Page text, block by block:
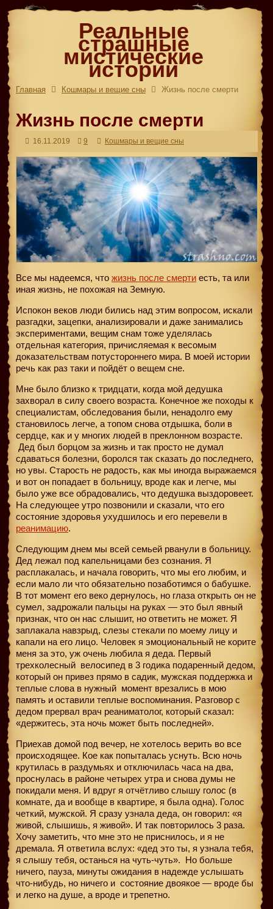
Реальные
страшные
мистические
истории
Главная Кошмары и вещие сны Жизнь после смерти
Жизнь после смерти
16.11.2019 9 Кошмары и вещие сны
Все мы надеемся, что жизнь после смерти есть, та или
иная жизнь, не похожая на Земную.
Испокон веков люди бились над этим вопросом, искали
разгадки, зацепки, анализировали и даже занимались
экспериментами, вещим снам тоже уделялась
отдельная категория, причисляемая к весомым
доказательствам потустороннего мира. В моей истории
речь как раз таки и пойдёт о вещем сне.
Мне было близко к тридцати, когда мой дедушка
захворал в силу своего возраста. Конечное же походы к
специалистам, обследования были, ненадолго ему
становилось легче, а топом снова отдышка, боли в
сердце, как и у многих людей в преклонном возрасте.
Дед был борцом за жизнь и так просто не думал
сдаваться болезни, боролся так сказать до последнего,
но увы. Старость не радость, как мы иногда выражаемся
и вот он попадает в больницу, вроде как и легче, мы
было уже все обрадовались, что дедушка выздоровеет.
На следующее утро позвонили и сказали, что его
состояние здоровья ухудшилось и его перевели в
реанимацию.
Следующим днем мы всей семьей рванули в больницу.
Дед лежал под капельницами без сознания. Я
расплакалась, и начала говорить, что мы его любим, и
если мало ли что обязательно позаботимся о бабушке.
В тот момент его веко дернулось, но глаза открыть он не
сумел, задрожали пальцы на руках — это был явный
признак, что он нас слышит, но ответить не может. Я
заплакала навзрыд, слезы стекали по моему лицу и
капали на его лицо. Человек я эмоциональный не корите
меня за это, уж очень любила я деда. Первый
трехколесный велосипед в 3 годика подаренный дедом,
который он привез прямо в садик, мужская поддержка и
теплые слова в нужный момент врезались в мою
память и оставили теплые воспоминания. Разговор с
дедом прервал врач реаниматолог, который сказал:
«держитесь, эта ночь может быть последней».
Приехав домой под вечер, не хотелось верить во все
происходящее. Кое как попыталась уснуть. Всю ночь
крутилась в раздумьях и отключилась часа на два,
проснулась в районе четырех утра и снова думы не
покидали меня. И вдруг я отчётливо слышу голос (в
комнате, да и вообще в квартире, я была одна). Голос
четкий, мужской. Я сразу узнала деда, он говорил: «я
живой, слышишь, я живой». И так повторилось 3 раза.
Хочу заметить, что мне это не приснилось, и я не
дремала. Я ответила вслух: «дед это ты, я узнала тебя,
я слышу тебя, останься на чуть-чуть». Но больше
ничего, пауза, минуты ожидания в надежде услышать
что-нибудь, но ничего и состояние двоякое — вроде бы
и легко на душе, а вроде и трепетно.